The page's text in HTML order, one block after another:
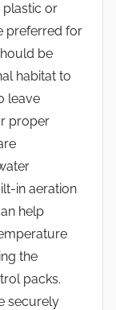
plastic or
preferred for
be
habitat to
leave
proper
in aeration
help
the
packs.
securely